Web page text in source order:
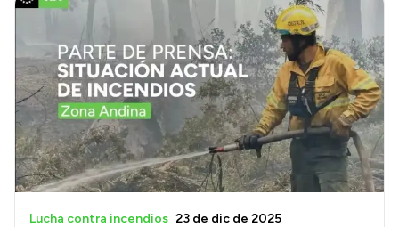
Lucha contra incendios 23 de dic de 2025